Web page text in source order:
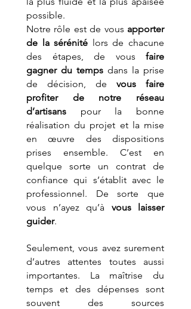
possible.
Notre rôle est de vous apporter
de la sérénité lors de chacune
des étapes, de vous faire
gagner du temps dans la prise
de décision, de vous faire
profiter de notre réseau
d’artisans
pour la bonne
réalisation du projet et la mise
en œuvre des dispositions
prises ensemble. C’est en
quelque sorte un contrat de
confiance qui s’établit avec le
professionnel. De sorte que
vous n’ayez qu’à vous laisser
guider.
Seulement, vous avez surement
d’autres attentes toutes aussi
importantes. La maîtrise du
temps et des dépenses sont
souvent des sources